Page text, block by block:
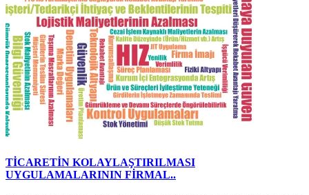
TİCARETİN KOLAYLAŞTIRILMASI
UYGULAMALARININ FİRMAL..